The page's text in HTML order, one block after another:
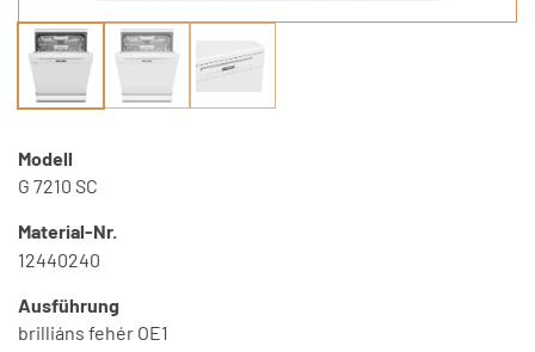
Modell
G 7210 SC
Material-Nr.
12440240
Ausführung
brilliáns fehér OE1